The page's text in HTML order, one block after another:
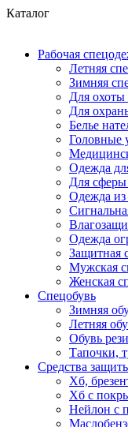
Каталог
Рабочая
Летняя
Зимняя
Для
Для
Белье
Головные
Одежда
Для
Одежда из
Одежда
Защитная
Мужская
Женская
Спецобувь
Зимняя
Летняя
Обувь
Тапочки,
Средства
Хб,
Хб с
Нейлон с